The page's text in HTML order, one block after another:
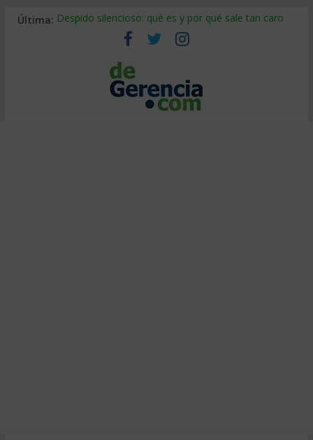
Última: Despido silencioso: qué es y por qué sale tan caro
La economía de Venezuela después del terremoto
Los 8 pasos de Kotter: liderar el cambio sin fracasar
Gestión de proyectos con IA: qué cambia en el oficio
IA y creatividad: cómo evitar que todos piensen igual